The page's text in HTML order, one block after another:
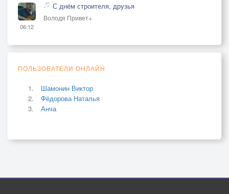
06:12
С днём строителя, друзья
Володя Привет+
ПОЛЬЗОВАТЕЛИ ОНЛАЙН
Шамонин Виктор
Фёдорова Наталья
Анча